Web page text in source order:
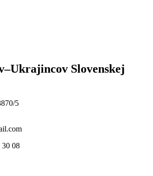
Slovenskej
5
30 08